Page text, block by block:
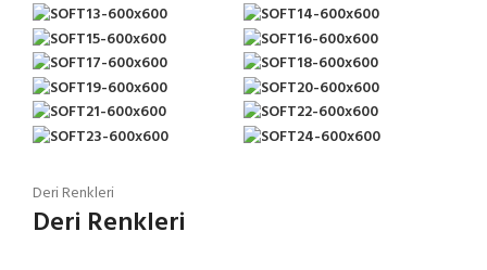
Deri Renkleri
Deri Renkleri